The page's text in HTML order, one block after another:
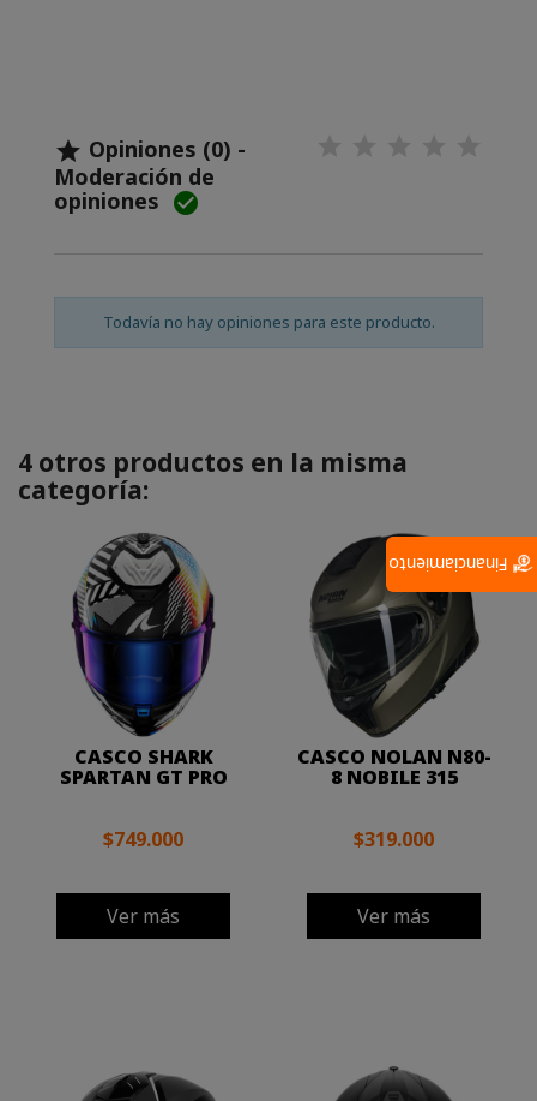
 Opiniones (0) -
Moderación de
opiniones 
Todavía no hay opiniones para este producto.
4 otros productos en la misma
categoría:
CASCO SHARK
SPARTAN GT PRO
$749.000
Ver más
CASCO NOLAN N80-
8 NOBILE 315
$319.000
Ver más
Financiamiento